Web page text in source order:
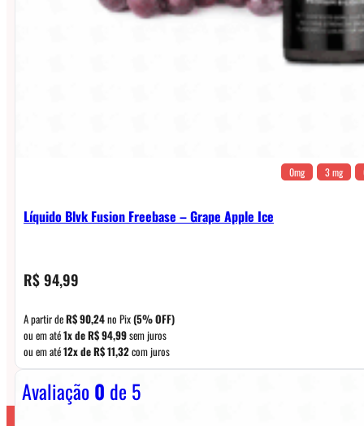
0mg 3 mg
Líquido Blvk Fusion Freebase – Grape Apple Ice
R$94,99
A partir deR$90,24no Pix(5% OFF)
ou em até1x deR$94,99sem juros
ou em até12x deR$11,32com juros
Avaliação0 de 5